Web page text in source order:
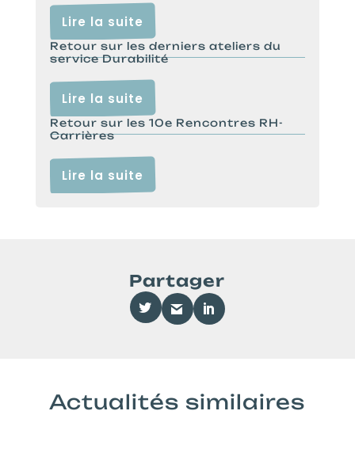
Lire la suite
Retour sur les derniers ateliers du
service Durabilité
Lire la suite
Retour sur les 10e Rencontres RH-
Carrières
Lire la suite
Partager
Actualités similaires